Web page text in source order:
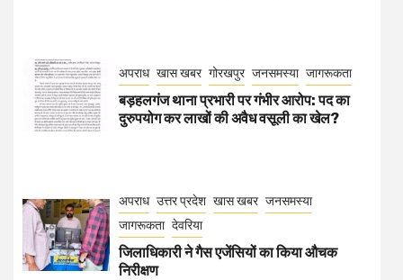
अपराध खास खबर गोरखपुर जनसमस्या जागरूकता
बड़हलगंज थाना प्रभारी पर गंभीर आरोप: पद का
दुरुपयोग कर लाखों की अवैध वसूली का खेल?
अपराध उत्तर प्रदेश खास खबर जनसमस्या
जागरूकता देवरिया
जिलाधिकारी ने गैस एजेंसियों का किया औचक
निरीक्षण